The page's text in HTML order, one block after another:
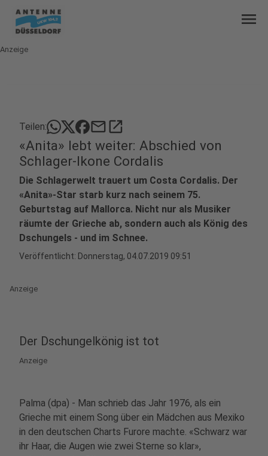
menu
Anzeige
Teilen: mailopen_in_new
«Anita» lebt weiter: Abschied von
Schlager-Ikone Cordalis
Die Schlagerwelt trauert um Costa Cordalis. Der
«Anita»-Star starb kurz nach seinem 75.
Geburtstag auf Mallorca. Nicht nur als Musiker
räumte der Grieche ab, sondern auch als König des
Dschungels - und im Schnee.
Veröffentlicht: Donnerstag, 04.07.2019 09:51
Anzeige
Der Dschungelkönig ist tot
Anzeige
Palma (dpa) - Man schrieb das Jahr 1976, als ein
Grieche mit einem Song über ein Mädchen aus Mexiko
in den deutschen Charts Furore machte. «Schwarz war
ihr Haar, die Augen wie zwei Sterne so klar»,